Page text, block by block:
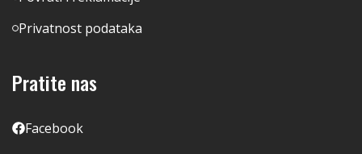
Privatnost podataka
Pratite nas
Facebook